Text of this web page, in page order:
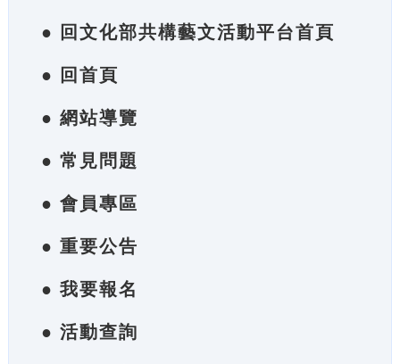
● 回文化部共構藝文活動平台首頁
● 回首頁
● 網站導覽
● 常見問題
● 會員專區
● 重要公告
● 我要報名
● 活動查詢